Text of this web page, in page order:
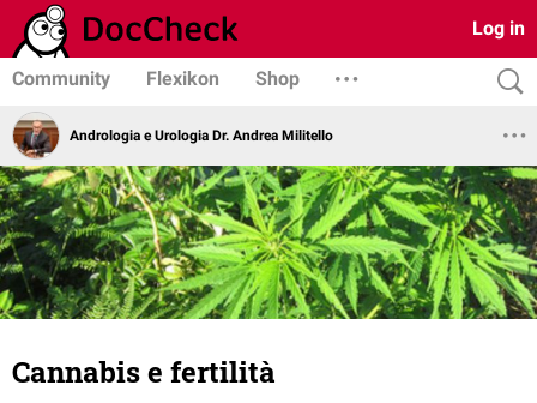
Log in
Community Flexikon Shop
Andrologia e Urologia Dr. Andrea Militello
Cannabis e fertilità